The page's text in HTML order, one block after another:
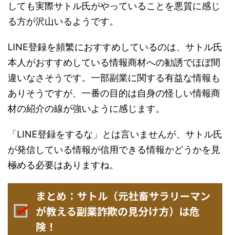
しても実際サトル氏がやっていることを悪質に感じ
る方が沢山いるようです。
LINE登録を頻繁におすすめしているのは、サトル氏
本人がおすすめしている情報商材への勧誘でほぼ間
違いなさそうです。一部副業に関する有益な情報も
ありそうですが、一番の目的は自身の怪しい情報商
材の紹介の線が強いように感じます。
「LINE登録をするな」とは言いませんが、サトル氏
が発信している情報が信用できる情報かどうかを見
極める必要はありますね。
まとめ：サトル（元社畜サラリーマン
が教える副業詐欺の見分け方）は危
険！